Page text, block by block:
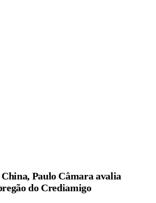
Paulo Câmara avalia
do Crediamigo